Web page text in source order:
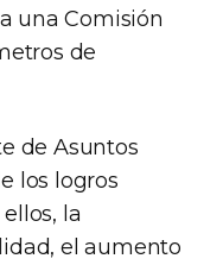
una Comisión
de
de Asuntos
los logros
la
el aumento